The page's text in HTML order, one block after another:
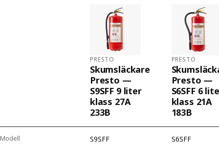
PRESTO
Skumsläckare
Presto —
S9SFF 9 liter
klass 27A
233B
PRESTO
Presto —
S6SFF 6
klass 21A
183B
Modell S9SFF S6SFF